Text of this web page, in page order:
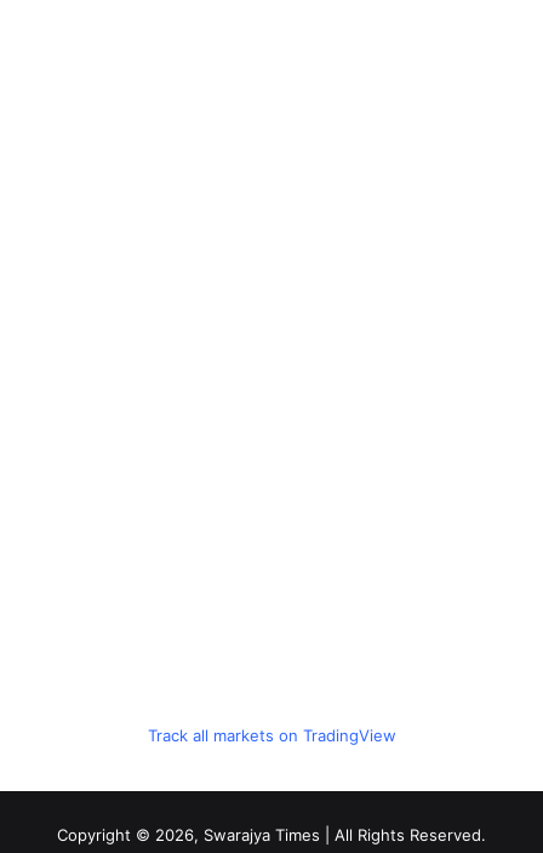
Track all markets on TradingView
Copyright © 2026, Swarajya Times | All Rights Reserved.